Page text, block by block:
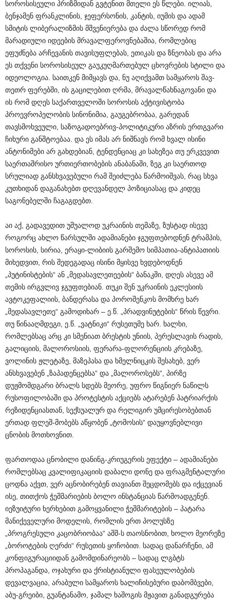
სოროსისეული პრიზმიდან გვტენით მთელი ეს წლები. ილიას,
ბენჯამენ ფრანკლინის, ჯეფერსონის, კანტის, იუმის და ადამ
სმიტის ლიბერალიზმის მშვენიერება და ძალა სწორედ რომ
მარადიული იდეების მრავალფეროვნებაშია, რომლებიც
ეფუძნება არჩევანის თავისუფლებას, ეთიკას და ზნეობას და არა
ეს თქვენი სოროსისეულ გაუკუღმართებულ ცხოვრების სტილი და
იდეოლოგია. საითკენ მიმყავს და, ნუ აღიქვამთ სამყაროს შავ-
თეთრ ფერებში, ის გაცილებით ღრმა, მრავალწახნაგოვანი და
ის რომ დღეს საქართველოში სოროსის აქტივისტობა
პროევროპელობის სინონიმია, გაუგებრობაა, გარედან
თავსმოხვეული, საზოგადოებრივ-პოლიტიკური აზრის ერთგვარი
ჩიხური განშტოებაა. და ეს იმას არ ნიშნავს რომ ხვალ ისინი
ანტონიმები არ გახდებიან, ტენდენციაც კი სახეზეა თუ ერკვევით
საერთაშრისო ურთიერთობების ანაბანაში, ზეგ კი საერთოდ
სრულიად განსხვავებული რამ შეიძლება წარმოიშვას, რაც სხვა
კუთხიდან დაგანახებთ დღევანდელ პოზიციასაც და კიდეც
საგონებელში ჩაგაგდებთ.
აი აქ, გადავედით უშუალოდ უკრაინის თემაზე, ზუსტად ისევე
როგორც ახლო წარსულში ადამიანები ჯგუფთებოდნენ ტრამპის,
სოროსის, სირია, ერაყი-ლიბიის გარშემო სიმპათია-ანტიპათიის
მიხედვით, რის შედეგადაც ისინი მყისვე ხვდებოდნენ
„პუტინისტების“ ან „მედასავლეთეების“ ბანაკში, დღეს ასევე ამ
თემის ირგვლივ ჯგუფთებიან. თუკი შენ უკრაინის ეკლესიის
ავტოკეფალიის, ბანდერასა და პოროშენკოს მომხრე ხარ
„მედასავლეთე“ გამოდიხარ – ე.წ. „პრადვინუტების“ წრის წევრი.
თუ წინააღმდეგი, ე.წ. „ვატნიკი“ რუსეთუმე ხარ. ხალხი,
რომლებსაც არც კი სმენიათ ბრესტის უნიის, პერესლავის რადის,
გალიციის, მალოროსიის, ფერარა-ფლორენციის კრებაზე,
ვოლინის ჟლეტაზე, მაზეპასა და ხმელნიცკის შესახებ, ვერ
ანსხვავებენ „ზაპადენცებსა“ და „მალოროსებს“, პირზე
დუჟმომდგარი ბრალს სდებს მეორე, უფრო წიგნიერ ნაწილს
რუსოფილობაში და პროტესტის აქციებს ატარებენ პატრიარქის
რეზიდენციასთან, სექსუალურ და რელიგირ უმცირესობებთან
ერთად ფლეშ-მობებს აწყობენ „ტომოსის“ დაუყოვნებლივი
ცნობის მოთხოვნით.
ფართოდაა ცნობილი დანინგ-კრიუგერის ეფექტი – ადამიანები
რომლებსაც კვალიფიკაციის დაბალი დონე და ფრაგმენტალური
ცოდნა აქვთ, ვერ აცნობირებენ თავიანთ შეცდომებს და იქცევიან
ისე, თითქოს ჭეშმარიების ბოლო ინსტანციას წარმოადგენენ.
იეზუიტური ხერხებით გამოყვანილი ჭეშმარიტების – პატარა
მანიქეველური მოდელის, რომლის ერთ პოლუსზე
„პროგრესული კაცობრიობაა“ აშშ-ს თაოსნობით, ხოლო მეორეზე
„ბოროტების ღერძი“ რუსეთის ყოჩობით. სადაც დანარჩენი, ამ
კონფიგურაციიდან გამომდინარეობს – სადაც ლგბტს
პროპაგანდა, ოჯახური და ქრისტიანული ფასეულობების
დევალვაცია, არაბული სამყაროს ხალიჩისებური დაბომბვები,
აბუ-გრეიბი, გუანტანამო, ჯამალ ხაშოგის მჟავით განადგურება